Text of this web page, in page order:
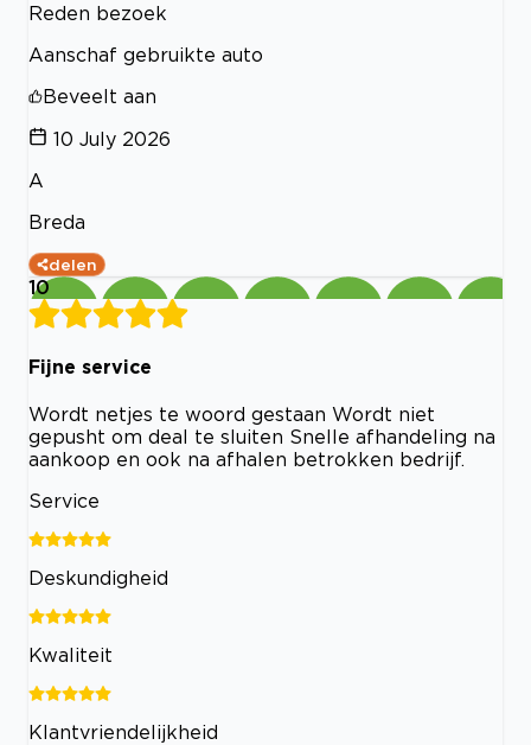
Reden bezoek
Aanschaf gebruikte auto
Beveelt aan
10 July 2026
A
Breda
delen
10
Fijne service
Wordt netjes te woord gestaan Wordt niet
gepusht om deal te sluiten Snelle afhandeling na
aankoop en ook na afhalen betrokken bedrijf.
Service
Deskundigheid
Kwaliteit
Klantvriendelijkheid